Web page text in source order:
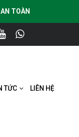
TOÀN
TỨC LIÊN HỆ